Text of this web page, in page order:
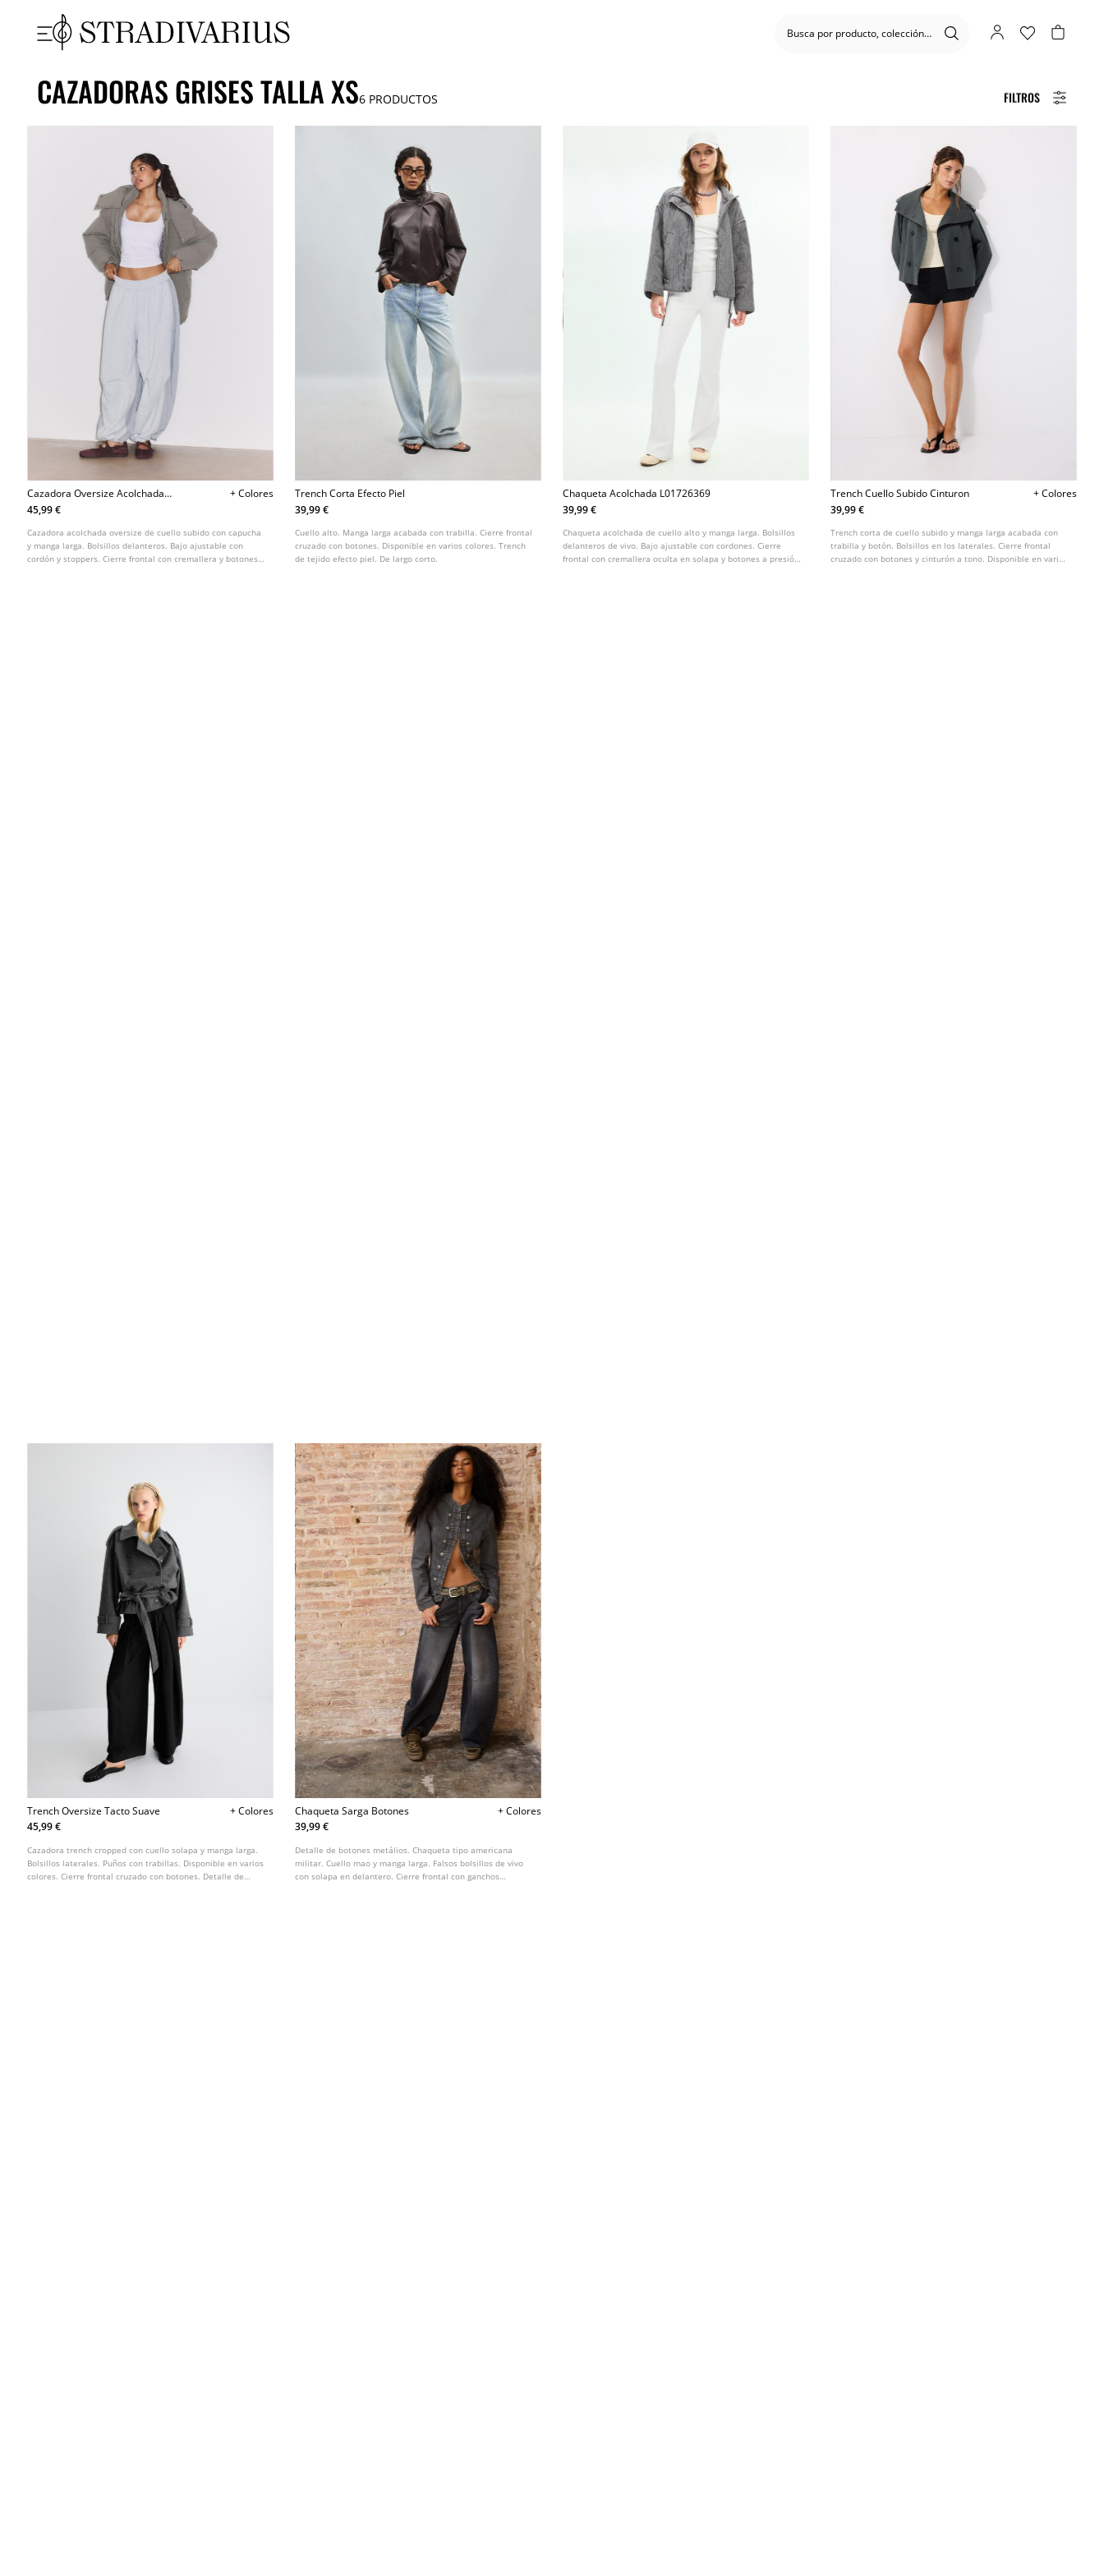
FILTROS
CAZADORAS GRISES TALLA XS6 PRODUCTOS
Cazadora Oversize Acolchada
Capucha
+ Colores
45,99 €
Cazadora acolchada oversize de cuello subido con capucha
y manga larga. Bolsillos delanteros. Bajo ajustable con
cordón y stoppers. Cierre frontal con cremallera y botones a
Trench Corta Efecto Piel
39,99 €
Cuello alto. Manga larga acabada con trabilla. Cierre frontal
cruzado con botones. Disponible en varios colores. Trench
de tejido efecto piel. De largo corto.
Chaqueta Acolchada L01726369
39,99 €
Chaqueta acolchada de cuello alto y manga larga. Bolsillos
delanteros de vivo. Bajo ajustable con cordones. Cierre
frontal con cremallera oculta en solapa y botones a presión.
Trench Cuello Subido Cinturon
+ Colores
39,99 €
Trench corta de cuello subido y manga larga acabada con
trabilla y botón. Bolsillos en los laterales. Cierre frontal
cruzado con botones y cinturón a tono. Disponible en varios
Trench Oversize Tacto Suave
+ Colores
45,99 €
Cazadora trench cropped con cuello solapa y manga larga.
Bolsillos laterales. Puños con trabillas. Disponible en varios
colores. Cierre frontal cruzado con botones. Detalle de
Chaqueta Sarga Botones
+ Colores
39,99 €
Detalle de botones metálios. Chaqueta tipo americana
militar. Cuello mao y manga larga. Falsos bolsillos de vivo
con solapa en delantero. Cierre frontal con ganchos